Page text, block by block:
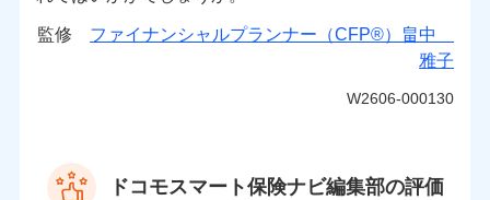
監修 ファイナンシャルプランナー（CFP®）畠中
雅子
W2606-000130
ドコモスマート保険ナビ編集部の評価